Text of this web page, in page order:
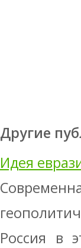
Другие
Идея
Россия в